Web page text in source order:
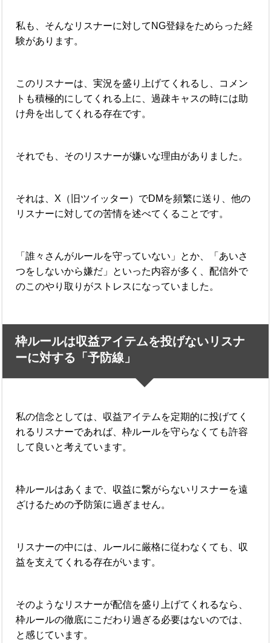
私も、そんなリスナーに対してNG登録をためらった経
験があります。
このリスナーは、実況を盛り上げてくれるし、コメン
トも積極的にしてくれる上に、過疎キャスの時には助
け舟を出してくれる存在です。
それでも、そのリスナーが嫌いな理由がありました。
それは、X（旧ツイッター）でDMを頻繁に送り、他の
リスナーに対しての苦情を述べてくることです。
「誰々さんがルールを守っていない」とか、「あいさ
つをしないから嫌だ」といった内容が多く、配信外で
のこのやり取りがストレスになっていました。
枠ルールは収益アイテムを投げないリスナ
ーに対する「予防線」
私の信念としては、収益アイテムを定期的に投げてく
れるリスナーであれば、枠ルールを守らなくても許容
して良いと考えています。
枠ルールはあくまで、収益に繋がらないリスナーを遠
ざけるための予防策に過ぎません。
リスナーの中には、ルールに厳格に従わなくても、収
益を支えてくれる存在がいます。
そのようなリスナーが配信を盛り上げてくれるなら、
枠ルールの徹底にこだわり過ぎる必要はないのでは、
と感じています。